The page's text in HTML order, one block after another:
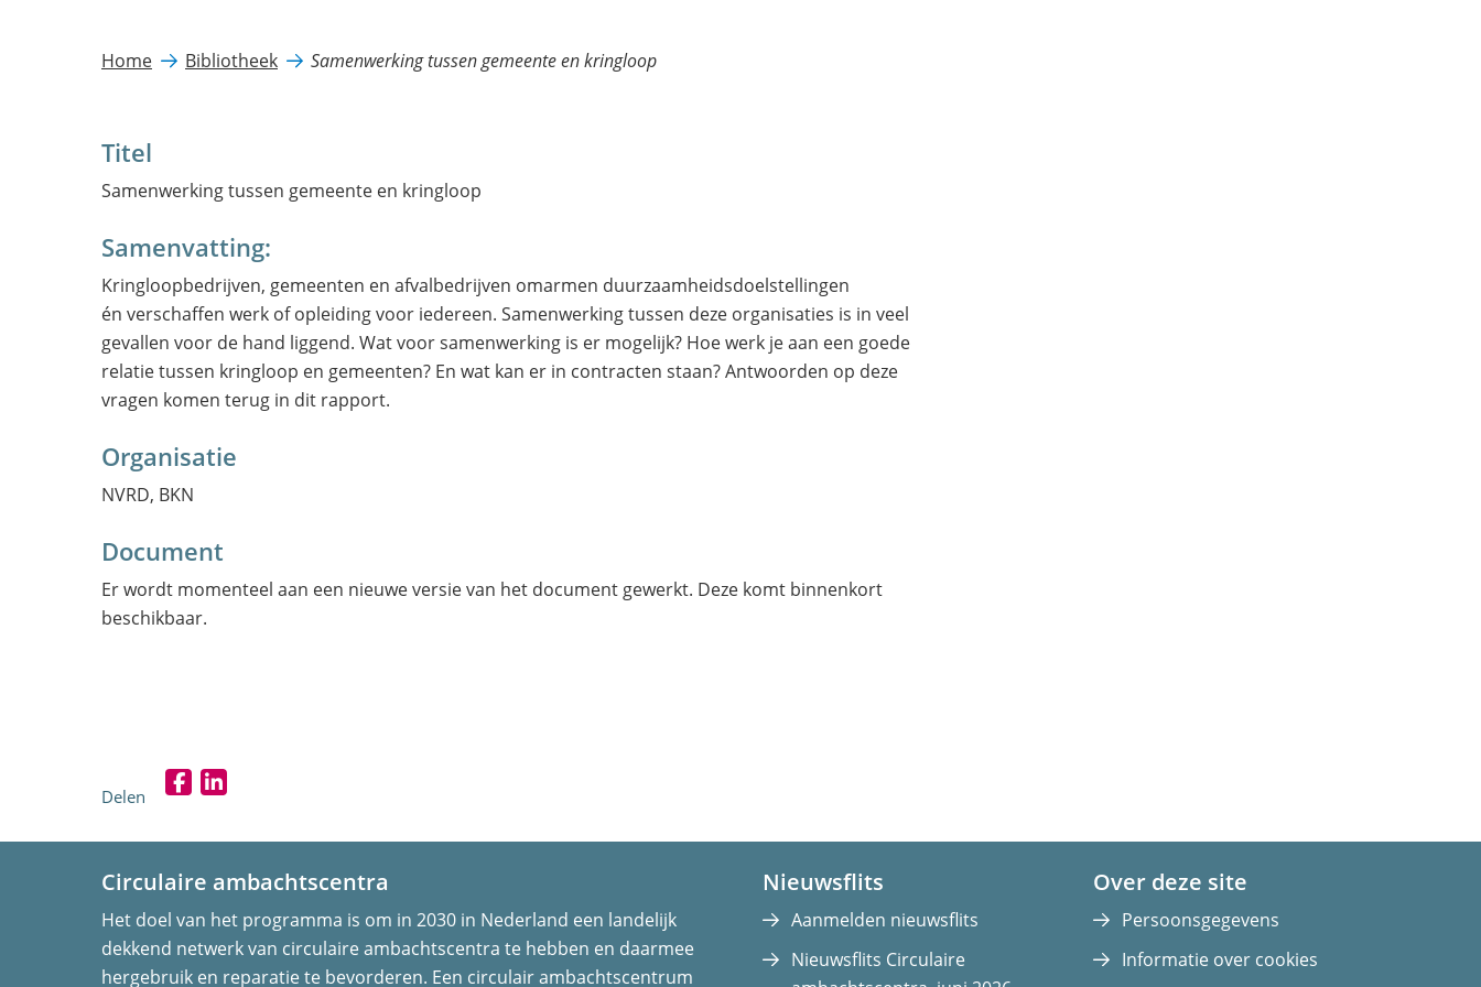
Home Bibliotheek Samenwerking tussen gemeente en kringloop
Titel
Samenwerking tussen gemeente en kringloop
Samenvatting:
Kringloopbedrijven, gemeenten en afvalbedrijven omarmen duurzaamheidsdoelstellingen
én verschaffen werk of opleiding voor iedereen. Samenwerking tussen deze organisaties is in veel
gevallen voor de hand liggend. Wat voor samenwerking is er mogelijk? Hoe werk je aan een goede
relatie tussen kringloop en gemeenten? En wat kan er in contracten staan? Antwoorden op deze
vragen komen terug in dit rapport.
Organisatie
NVRD, BKN
Document
Er wordt momenteel aan een nieuwe versie van het document gewerkt. Deze komt binnenkort
beschikbaar.
Delen
e
e
n
o
p
e
e
n
o
p
Circulaire ambachtscentra
Het doel van het programma is om in 2030 in Nederland een landelijk
dekkend netwerk van circulaire ambachtscentra te hebben en daarmee
hergebruik en reparatie te bevorderen. Een circulair ambachtscentrum
Nieuwsflits
Aanmelden nieuwsflits
Nieuwsflits Circulaire
Over deze site
Persoonsgegevens
Informatie over cookies